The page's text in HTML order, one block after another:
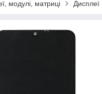
модулі, матриці